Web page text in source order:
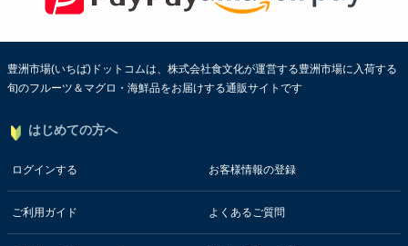
豊洲市場(いちば)ドットコムは、株式会社食文化が運営する豊洲市場に入荷する
旬のフルーツ＆マグロ・海鮮品をお届けする通販サイトです
はじめての方へ
ログインする お客様情報の登録
ご利用ガイド よくあるご質問